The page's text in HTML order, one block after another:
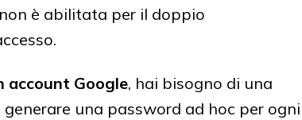
è abilitata per il doppio
account Google, hai bisogno di una
una password ad hoc per ogni